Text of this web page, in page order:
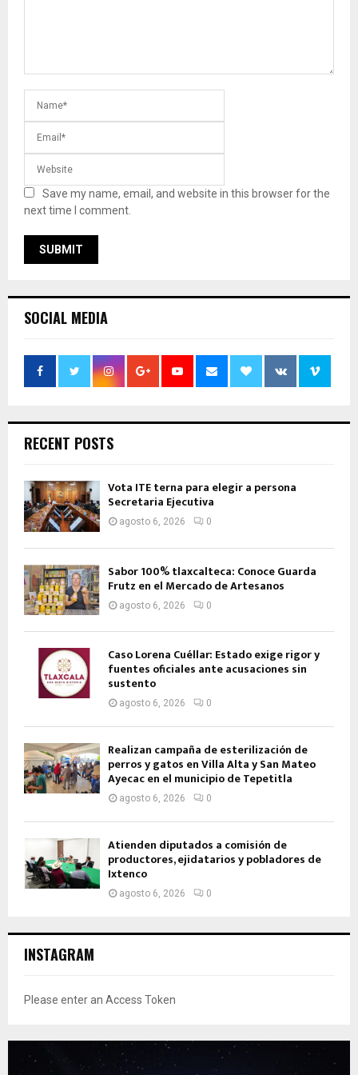
Save my name, email, and website in this browser for the
next time I comment.
SOCIAL MEDIA
RECENT POSTS
Vota ITE terna para elegir a persona
Secretaria Ejecutiva
agosto 6, 2026 0
Sabor 100% tlaxcalteca: Conoce Guarda
Frutz en el Mercado de Artesanos
agosto 6, 2026 0
Caso Lorena Cuéllar: Estado exige rigor y
fuentes oficiales ante acusaciones sin
sustento
agosto 6, 2026 0
Realizan campaña de esterilización de
perros y gatos en Villa Alta y San Mateo
Ayecac en el municipio de Tepetitla
agosto 6, 2026 0
Atienden diputados a comisión de
productores, ejidatarios y pobladores de
Ixtenco
agosto 6, 2026 0
INSTAGRAM
Please enter an Access Token